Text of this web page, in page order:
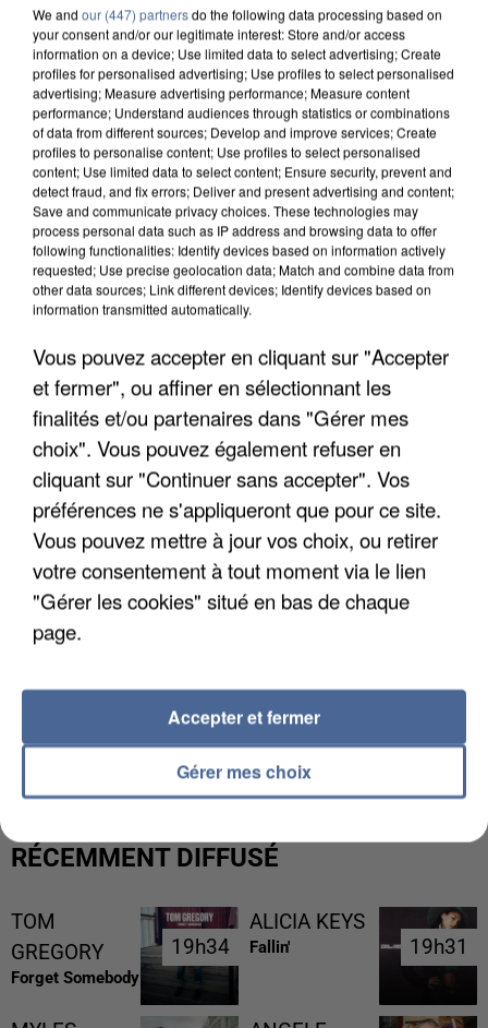
UN SECOND CADRE DE LA DZ MAFIA
INTERPELLÉ EN ALGÉRIE
UNE TOURISTE DE L’OISE EMPORTÉE PAR UNE
COULÉE DE BOUE EN HAUTE-SAVOIE
RÉCEMMENT DIFFUSÉ
TOM
GREGORY
Forget Somebody
19h34
19h34
ALICIA KEYS
Fallin' 19h31
19h31
We and our (447) partnersdo the following data processing based on
your consent and/or our legitimate interest: Store and/or access
information on a device; Use limited data to select advertising; Create
profiles for personalised advertising; Use profiles to select personalised
advertising; Measure advertising performance; Measure content
performance; Understand audiences through statistics or combinations
of data from different sources; Develop and improve services; Create
profiles to personalise content; Use profiles to select personalised
content; Use limited data to select content; Ensure security, prevent and
detect fraud, and fix errors; Deliver and present advertising and content;
Save and communicate privacy choices. These technologies may
process personal data such as IP address and browsing data to offer
following functionalities: Identify devices based on information actively
requested; Use precise geolocation data; Match and combine data from
other data sources; Link different devices; Identify devices based on
information transmitted automatically.
Vous pouvez accepter en cliquant sur "Accepter
et fermer", ou affiner en sélectionnant les
finalités et/ou partenaires dans "Gérer mes
choix". Vous pouvez également refuser en
cliquant sur "Continuer sans accepter". Vos
préférences ne s'appliqueront que pour ce site.
Vous pouvez mettre à jour vos choix, ou retirer
votre consentement à tout moment via le lien
"Gérer les cookies" situé en bas de chaque
page.
Gérer mes choix
Accepter et fermer